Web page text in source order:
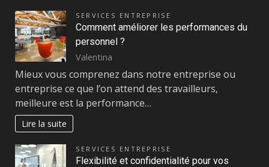
SERVICES ENTREPRISE
Comment améliorer les performances du
personnel ?
Valentina
Mieux vous comprenez dans notre entreprise ou
entreprise ce que l’on attend des travailleurs,
meilleure est la performance…
Lire la suite
SERVICES ENTREPRISE
Flexibilité et confidentialité pour vos